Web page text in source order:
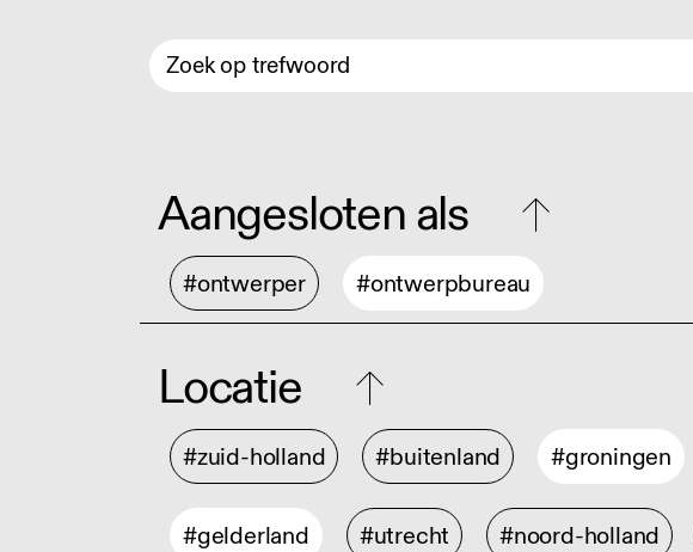
Aangesloten als
#ontwerper #ontwerpbureau
Locatie
#zuid-holland #buitenland #groningen
#gelderland #utrecht #noord-holland